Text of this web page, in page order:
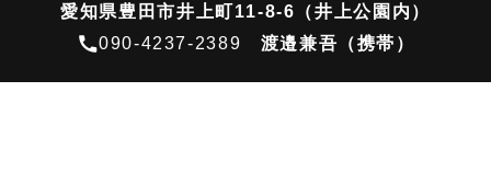
愛知県豊田市井上町11-8-6（井上公園内）
090-4237-2389 渡邉兼吾（携帯）